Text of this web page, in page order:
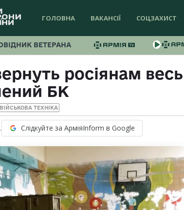
ГОЛОВНА ВАКАНСІЇ СОЦЗАХИСТ
ВЕТЕРАНА
росіянам весь
БК
ТЕХНІКА
Слідкуйте за АрміяInform в Google